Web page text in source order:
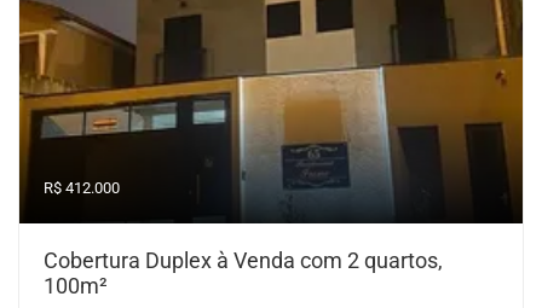
R$ 412.000
Cobertura Duplex à Venda com 2 quartos,
100m²